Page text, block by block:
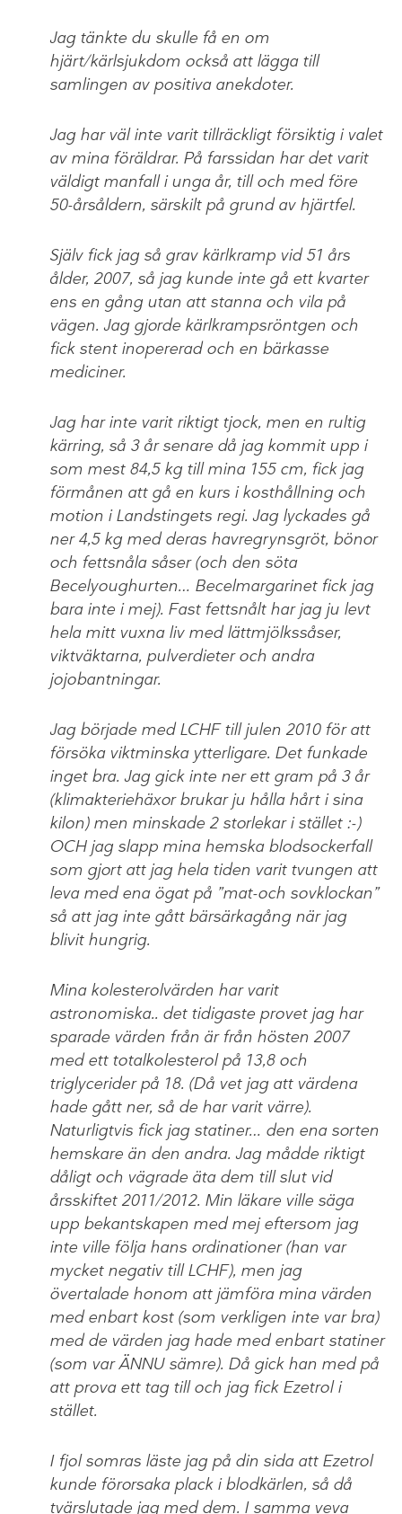
Jag tänkte du skulle få en om
hjärt/kärlsjukdom också att lägga till
samlingen av positiva anekdoter.
Jag har väl inte varit tillräckligt försiktig i valet
av mina föräldrar. På farssidan har det varit
väldigt manfall i unga år, till och med före
50-årsåldern, särskilt på grund av hjärtfel.
Själv fick jag så grav kärlkramp vid 51 års
ålder, 2007, så jag kunde inte gå ett kvarter
ens en gång utan att stanna och vila på
vägen. Jag gjorde kärlkrampsröntgen och
fick stent inopererad och en bärkasse
mediciner.
Jag har inte varit riktigt tjock, men en rultig
kärring, så 3 år senare då jag kommit upp i
som mest 84,5 kg till mina 155 cm, fick jag
förmånen att gå en kurs i kosthållning och
motion i Landstingets regi. Jag lyckades gå
ner 4,5 kg med deras havregrynsgröt, bönor
och fettsnåla såser (och den söta
Becelyoughurten… Becelmargarinet fick jag
bara inte i mej). Fast fettsnålt har jag ju levt
hela mitt vuxna liv med lättmjölkssåser,
viktväktarna, pulverdieter och andra
jojobantningar.
Jag började med LCHF till julen 2010 för att
försöka viktminska ytterligare. Det funkade
inget bra. Jag gick inte ner ett gram på 3 år
(klimakteriehäxor brukar ju hålla hårt i sina
kilon) men minskade 2 storlekar i stället :-)
OCH jag slapp mina hemska blodsockerfall
som gjort att jag hela tiden varit tvungen att
leva med ena ögat på ”mat-och sovklockan”
så att jag inte gått bärsärkagång när jag
blivit hungrig.
Mina kolesterolvärden har varit
astronomiska.. det tidigaste provet jag har
sparade värden från är från hösten 2007
med ett totalkolesterol på 13,8 och
triglycerider på 18. (Då vet jag att värdena
hade gått ner, så de har varit värre).
Naturligtvis fick jag statiner… den ena sorten
hemskare än den andra. Jag mådde riktigt
dåligt och vägrade äta dem till slut vid
årsskiftet 2011/2012. Min läkare ville säga
upp bekantskapen med mej eftersom jag
inte ville följa hans ordinationer (han var
mycket negativ till LCHF), men jag
övertalade honom att jämföra mina värden
med enbart kost (som verkligen inte var bra)
med de värden jag hade med enbart statiner
(som var ÄNNU sämre). Då gick han med på
att prova ett tag till och jag fick Ezetrol i
stället.
I fjol somras läste jag på din sida att Ezetrol
kunde förorsaka plack i blodkärlen, så då
tvärslutade jag med dem. I samma veva